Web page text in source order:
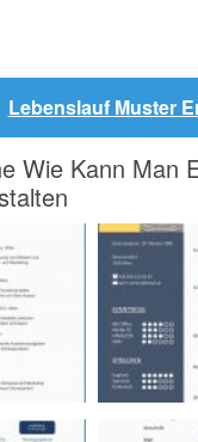
Lebenslauf Muster
Wie Kann Man